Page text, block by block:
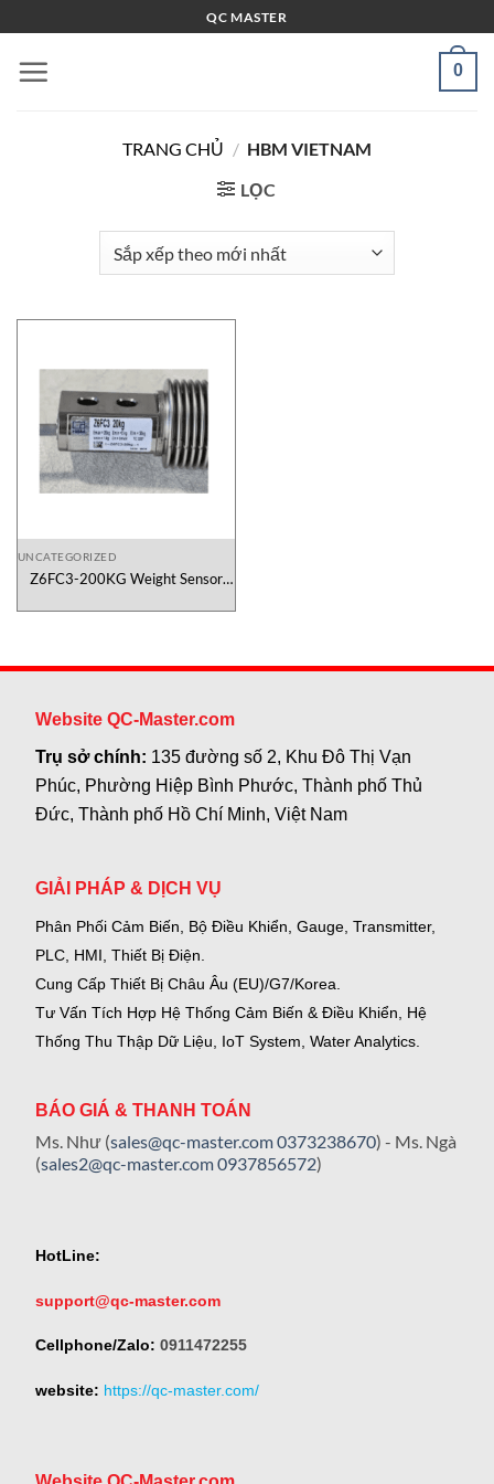
qua
nội
QC MASTER
0
TRANG CHỦ / HBM VIETNAM
LỌC
UNCATEGORIZED
Z6FC3-200KG Weight Sensor
Website QC-Master.com
Trụ sở chính: 135 đường số 2, Khu Đô Thị Vạn
Phúc, Phường Hiệp Bình Phước, Thành phố Thủ
Đức, Thành phố Hồ Chí Minh, Việt Nam
GIẢI PHÁP & DỊCH VỤ
Phân Phối Cảm Biến, Bộ Điều Khiển, Gauge, Transmitter,
PLC, HMI, Thiết Bị Điện.
Cung Cấp Thiết Bị Châu Âu (EU)/G7/Korea.
Tư Vấn Tích Hợp Hệ Thống Cảm Biến & Điều Khiển, Hệ
Thống Thu Thập Dữ Liệu, IoT System, Water Analytics.
BÁO GIÁ & THANH TOÁN
Ms. Như (sales@qc-master.com0373238670) - Ms. Ngà
(sales2@qc-master.com0937856572)
HotLine:
support@qc-master.com
Cellphone/Zalo: 0911472255
website: https://qc-master.com/